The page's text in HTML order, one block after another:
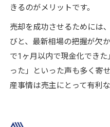
きるのがメリットです。
売却を成功させるためには
びと、最新相場の把握が欠
で1ヶ月以内で現金化でき
った」といった声も多く寄
産事情は売主にとって有利